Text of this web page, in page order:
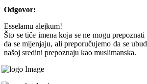
Odgovor:
Esselamu alejkum!
Što se tiče imena koja se ne mogu
da se mijenjaju, ali preporučujemo da se
našoj sredini prepoznaju kao muslimanska.